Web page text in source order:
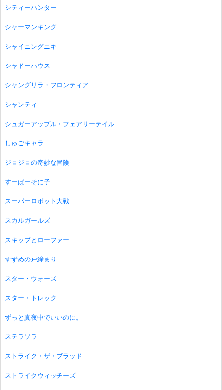
シティーハンター
シャーマンキング
シャイニングニキ
シャドーハウス
シャングリラ・フロンティア
シャンティ
シュガーアップル・フェアリーテイル
しゅごキャラ
ジョジョの奇妙な冒険
すーぱーそに子
スーパーロボット大戦
スカルガールズ
スキップとローファー
すずめの戸締まり
スター・ウォーズ
スター・トレック
ずっと真夜中でいいのに。
ステラソラ
ストライク・ザ・ブラッド
ストライクウィッチーズ